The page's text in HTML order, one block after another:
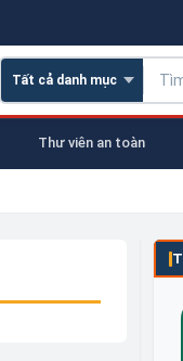
Thư viên an toàn